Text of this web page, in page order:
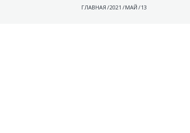
ГЛАВНАЯ /2021 /МАЙ /13